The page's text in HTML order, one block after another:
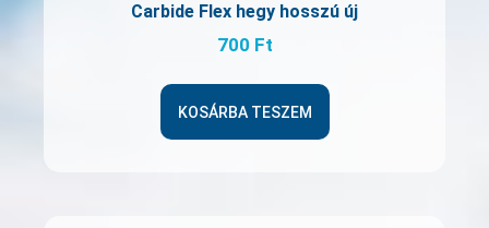
Carbide Flex hegy hosszú új
700 Ft
KOSÁRBA TESZEM